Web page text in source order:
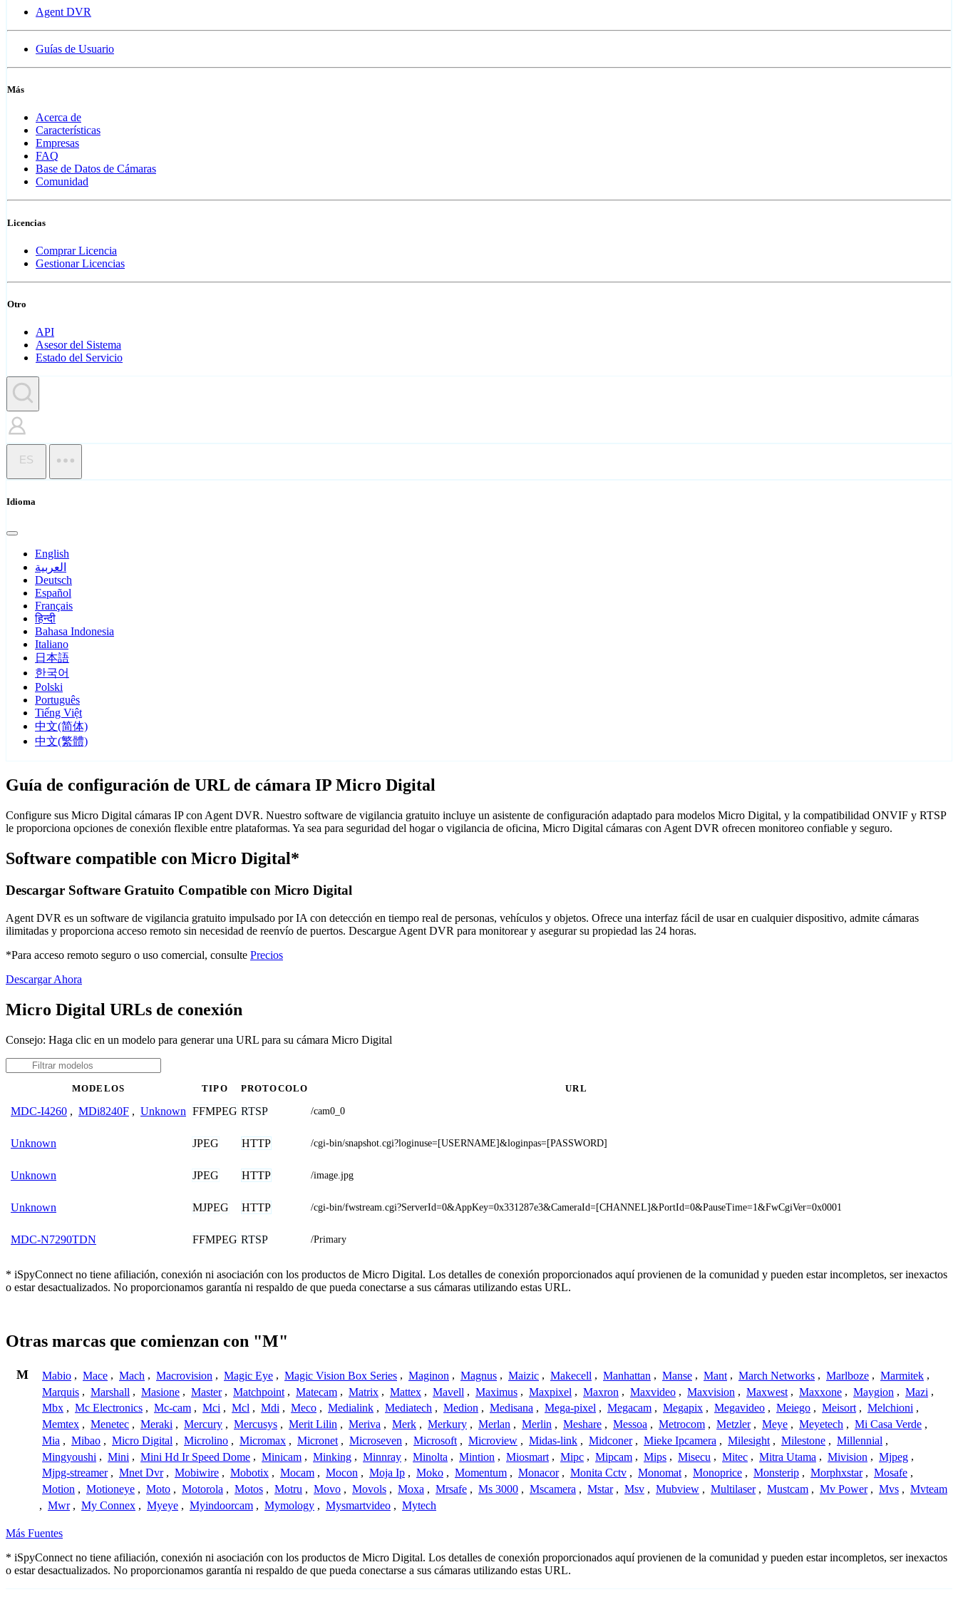
Agent DVR
Guías de Usuario
Más
Acerca de
Características
Empresas
FAQ
Base de Datos de Cámaras
Comunidad
Licencias
Comprar Licencia
Gestionar Licencias
Otro
API
Asesor del Sistema
Estado del Servicio
ES
Idioma
English
العربية
Deutsch
Español
Français
हिन्दी
Bahasa Indonesia
Italiano
日本語
한국어
Polski
Português
Tiếng Việt
中文(简体)
中文(繁體)
Guía de configuración de URL de cámara IP Micro Digital
Configure sus Micro Digital cámaras IP con Agent DVR. Nuestro software de vigilancia gratuito incluye un asistente de configuración adaptado para modelos Micro Digital, y la compatibilidad ONVIF y RTSP
le proporciona opciones de conexión flexible entre plataformas. Ya sea para seguridad del hogar o vigilancia de oficina, Micro Digital cámaras con Agent DVR ofrecen monitoreo confiable y seguro.
Software compatible con Micro Digital*
Descargar Software Gratuito Compatible con Micro Digital
Agent DVR es un software de vigilancia gratuito impulsado por IA con detección en tiempo real de personas, vehículos y objetos. Ofrece una interfaz fácil de usar en cualquier dispositivo, admite cámaras
ilimitadas y proporciona acceso remoto sin necesidad de reenvío de puertos. Descargue Agent DVR para monitorear y asegurar su propiedad las 24 horas.
*Para acceso remoto seguro o uso comercial, consulte Precios
Descargar Ahora
Micro Digital URLs de conexión
Consejo: Haga clic en un modelo para generar una URL para su cámara Micro Digital
MODELOS TIPO PROTOCOLO URL
MDC-I4260 , MDi8240F , Unknown FFMPEG RTSP /cam0_0
Unknown JPEG HTTP /cgi-bin/snapshot.cgi?loginuse=[USERNAME]&loginpas=[PASSWORD]
Unknown JPEG HTTP /image.jpg
Unknown MJPEG HTTP /cgi-bin/fwstream.cgi?ServerId=0&AppKey=0x331287e3&CameraId=[CHANNEL]&PortId=0&PauseTime=1&FwCgiVer=0x0001
MDC-N7290TDN FFMPEG RTSP /Primary
* iSpyConnect no tiene afiliación, conexión ni asociación con los productos de Micro Digital. Los detalles de conexión proporcionados aquí provienen de la comunidad y pueden estar incompletos, ser inexactos
o estar desactualizados. No proporcionamos garantía ni respaldo de que pueda conectarse a sus cámaras utilizando estas URL.
Otras marcas que comienzan con "M"
M Mabio , Mace , Mach , Macrovision , Magic Eye , Magic Vision Box Series , Maginon , Magnus , Maizic , Makecell , Manhattan , Manse , Mant , March Networks , Marlboze , Marmitek ,
Marquis , Marshall , Masione , Master , Matchpoint , Matecam , Matrix , Mattex , Mavell , Maximus , Maxpixel , Maxron , Maxvideo , Maxvision , Maxwest , Maxxone , Maygion , Mazi ,
Mbx , Mc Electronics , Mc-cam , Mci , Mcl , Mdi , Meco , Medialink , Mediatech , Medion , Medisana , Mega-pixel , Megacam , Megapix , Megavideo , Meiego , Meisort , Melchioni ,
Memtex , Menetec , Meraki , Mercury , Mercusys , Merit Lilin , Meriva , Merk , Merkury , Merlan , Merlin , Meshare , Messoa , Metrocom , Metzler , Meye , Meyetech , Mi Casa Verde ,
Mia , Mibao , Micro Digital , Microlino , Micromax , Micronet , Microseven , Microsoft , Microview , Midas-link , Midconer , Mieke Ipcamera , Milesight , Milestone , Millennial ,
Mingyoushi , Mini , Mini Hd Ir Speed Dome , Minicam , Minking , Minnray , Minolta , Mintion , Miosmart , Mipc , Mipcam , Mips , Misecu , Mitec , Mitra Utama , Mivision , Mjpeg ,
Mjpg-streamer , Mnet Dvr , Mobiwire , Mobotix , Mocam , Mocon , Moja Ip , Moko , Momentum , Monacor , Monita Cctv , Monomat , Monoprice , Monsterip , Morphxstar , Mosafe ,
Motion , Motioneye , Moto , Motorola , Motos , Motru , Movo , Movols , Moxa , Mrsafe , Ms 3000 , Mscamera , Mstar , Msv , Mubview , Multilaser , Mustcam , Mv Power , Mvs , Mvteam
, Mwr , My Connex , Myeye , Myindoorcam , Mymology , Mysmartvideo , Mytech
Más Fuentes
* iSpyConnect no tiene afiliación, conexión ni asociación con los productos de Micro Digital. Los detalles de conexión proporcionados aquí provienen de la comunidad y pueden estar incompletos, ser inexactos
o estar desactualizados. No proporcionamos garantía ni respaldo de que pueda conectarse a sus cámaras utilizando estas URL.